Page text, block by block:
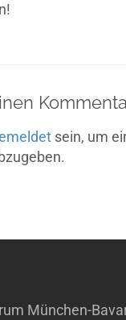
sein, um
München-